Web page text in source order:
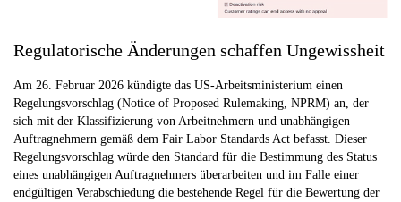
Regulatorische Änderungen schaffen Ungewissheit
Am 26. Februar 2026 kündigte das US-Arbeitsministerium einen
Regelungsvorschlag (Notice of Proposed Rulemaking, NPRM) an, der
sich mit der Klassifizierung von Arbeitnehmern und unabhängigen
Auftragnehmern gemäß dem Fair Labor Standards Act befasst. Dieser
Regelungsvorschlag würde den Standard für die Bestimmung des Status
eines unabhängigen Auftragnehmers überarbeiten und im Falle einer
endgültigen Verabschiedung die bestehende Regel für die Bewertung der